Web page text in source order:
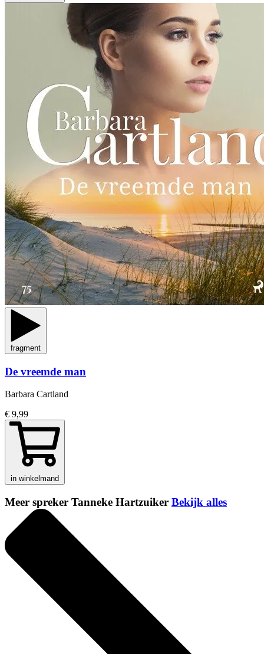
fragment
De vreemde man
Barbara Cartland
€ 9,99
in winkelmand
Meer spreker Tanneke Hartzuiker Bekijk alles